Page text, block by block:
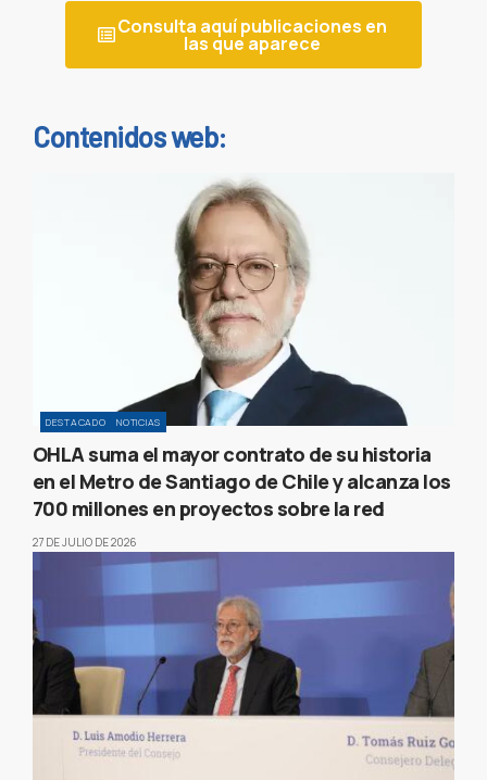
Consulta aquí publicaciones en
las que aparece
Contenidos web:
DESTACADO NOTICIAS
OHLA suma el mayor contrato de su historia
en el Metro de Santiago de Chile y alcanza los
700 millones en proyectos sobre la red
27 DE JULIO DE 2026